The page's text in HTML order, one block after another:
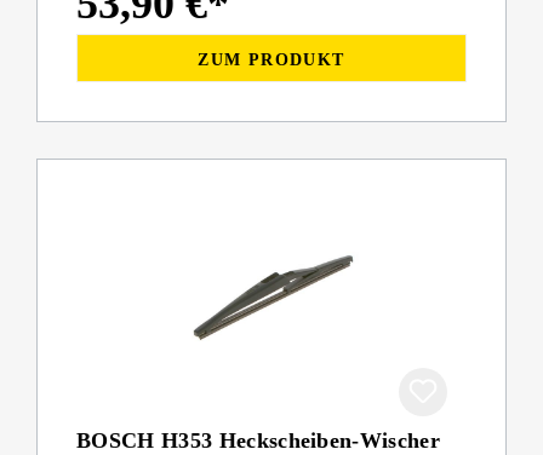
ZUM PRODUKT
BOSCH H353 Heckscheiben-Wischer